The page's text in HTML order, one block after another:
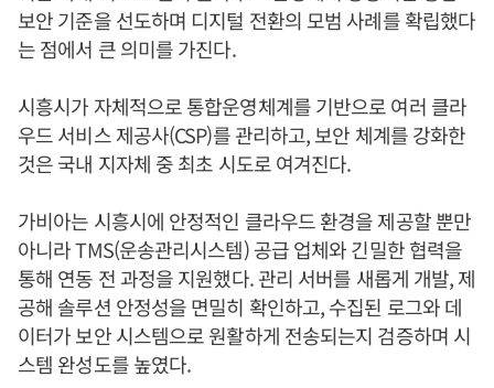
보안 기준을 선도하며 디지털 전환의 모범 사례를 확립했다
는 점에서 큰 의미를 가진다.
시흥시가 자체적으로 통합운영체계를 기반으로 여러 클라
우드 서비스 제공사(CSP)를 관리하고, 보안 체계를 강화한
것은 국내 지자체 중 최초 시도로 여겨진다.
가비아는 시흥시에 안정적인 클라우드 환경을 제공할 뿐만
아니라 TMS(운송관리시스템) 공급 업체와 긴밀한 협력을
통해 연동 전 과정을 지원했다. 관리 서버를 새롭게 개발, 제
공해 솔루션 안정성을 면밀히 확인하고, 수집된 로그와 데
이터가 보안 시스템으로 원활하게 전송되는지 검증하며 시
스템 완성도를 높였다.